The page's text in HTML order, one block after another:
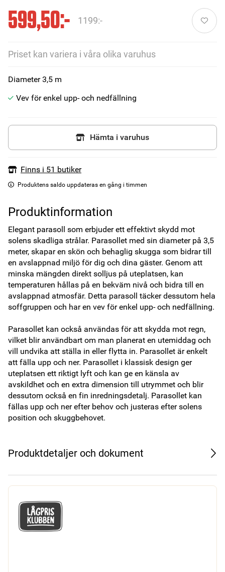
599,50:- 1199:-
Priset kan variera i våra olika varuhus
Diameter 3,5 m
Vev för enkel upp- och nedfällning
Hämta i varuhus
Finns i 51 butiker
Produktens saldo uppdateras en gång i timmen
Produktinformation
Elegant parasoll som erbjuder ett effektivt skydd mot
solens skadliga strålar. Parasollet med sin diameter på 3,5
meter, skapar en skön och behaglig skugga som bidrar till
en avslappnad miljö för dig och dina gäster. Genom att
minska mängden direkt solljus på uteplatsen, kan
temperaturen hållas på en bekväm nivå och bidra till en
avslappnad atmosfär. Detta parasoll täcker dessutom hela
soffgruppen och har en vev för enkel upp- och nedfällning.
Parasollet kan också användas för att skydda mot regn,
vilket blir användbart om man planerat en utemiddag och
vill undvika att ställa in eller flytta in. Parasollet är enkelt
att fälla upp och ner. Parasollet i klassisk design ger
uteplatsen ett riktigt lyft och kan ge en känsla av
avskildhet och en extra dimension till utrymmet och blir
dessutom också en fin inredningsdetalj. Parasollet kan
fällas upp och ner efter behov och justeras efter solens
position och skuggbehovet.
Produktdetaljer och dokument